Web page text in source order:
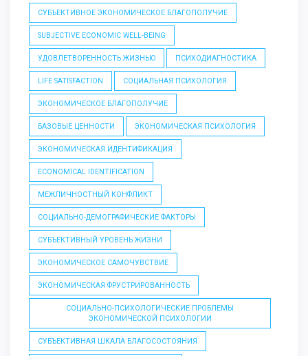
СУБЪЕКТИВНОЕ ЭКОНОМИЧЕСКОЕ БЛАГОПОЛУЧИЕ
SUBJECTIVE ECONOMIC WELL-BEING
УДОВЛЕТВОРЕННОСТЬ ЖИЗНЬЮ ПСИХОДИАГНОСТИКА
LIFE SATISFACTION СОЦИАЛЬНАЯ ПСИХОЛОГИЯ
ЭКОНОМИЧЕСКОЕ БЛАГОПОЛУЧИЕ
БАЗОВЫЕ ЦЕННОСТИ ЭКОНОМИЧЕСКАЯ ПСИХОЛОГИЯ
ЭКОНОМИЧЕСКАЯ ИДЕНТИФИКАЦИЯ
ECONOMICAL IDENTIFICATION
МЕЖЛИЧНОСТНЫЙ КОНФЛИКТ
СОЦИАЛЬНО-ДЕМОГРАФИЧЕСКИЕ ФАКТОРЫ
СУБЪЕКТИВНЫЙ УРОВЕНЬ ЖИЗНИ
ЭКОНОМИЧЕСКОЕ САМОЧУВСТВИЕ
ЭКОНОМИЧЕСКАЯ ФРУСТРИРОВАННОСТЬ
СОЦИАЛЬНО-ПСИХОЛОГИЧЕСКИЕ ПРОБЛЕМЫ
ЭКОНОМИЧЕСКОЙ ПСИХОЛОГИИ
СУБЪЕКТИВНАЯ ШКАЛА БЛАГОСОСТОЯНИЯ